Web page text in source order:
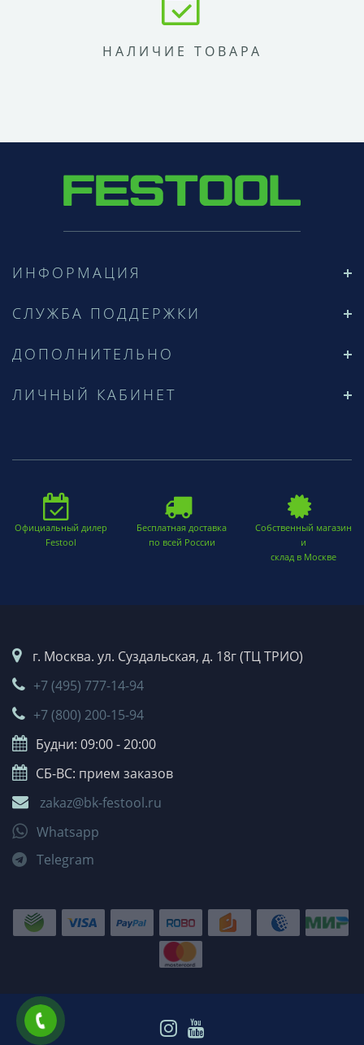
НАЛИЧИЕ ТОВАРА
ИНФОРМАЦИЯ
СЛУЖБА ПОДДЕРЖКИ
ДОПОЛНИТЕЛЬНО
ЛИЧНЫЙ КАБИНЕТ
Официальный дилер
Festool
Бесплатная доставка
по всей России
Собственный магазин
и
склад в Москве
г. Москва. ул. Суздальская, д. 18г (ТЦ ТРИО)
+7 (495) 777-14-94
+7 (800) 200-15-94
Будни: 09:00 - 20:00
СБ-ВС: прием заказов
zakaz@bk-festool.ru
Whatsapp
Telegram